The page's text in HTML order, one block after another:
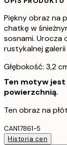
Piękny obraz na
chatkę w
sosnami. Urocza
rustykalnej
Głębokość: 3,2
Ten motyw jest
powierzchnią.
Ten obraz na
CAN17861-5
Historia cen